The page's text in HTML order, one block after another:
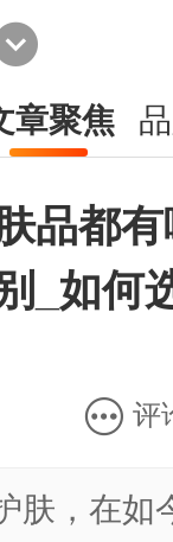
章聚焦
品都
_如何
评
肤，在如